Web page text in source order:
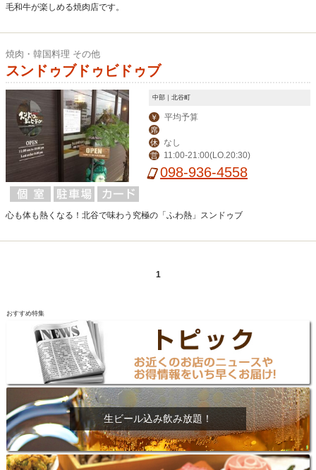
毛和牛が楽しめる焼肉店です。
焼肉・韓国料理 その他
スンドゥブドゥビドゥブ
中部｜北谷町
￥ 平均予算
席
休
なし
営 11:00-21:00(LO.20:30)
098-936-4558
心も体も熱くなる！北谷で味わう究極の「ふわ熱」スンドゥブ
1
おすすめ特集
生ビール込み飲み放題！